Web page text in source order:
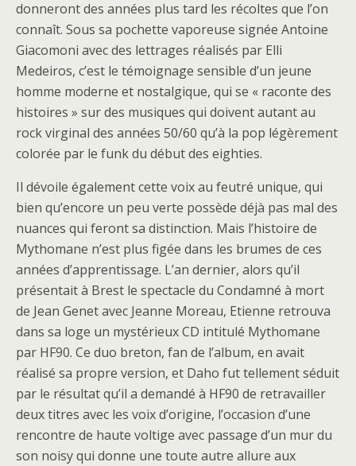
donneront des années plus tard les récoltes que l’on
connaît. Sous sa pochette vaporeuse signée Antoine
Giacomoni avec des lettrages réalisés par Elli
Medeiros, c’est le témoignage sensible d’un jeune
homme moderne et nostalgique, qui se « raconte des
histoires » sur des musiques qui doivent autant au
rock virginal des années 50/60 qu’à la pop légèrement
colorée par le funk du début des eighties.
Il dévoile également cette voix au feutré unique, qui
bien qu’encore un peu verte possède déjà pas mal des
nuances qui feront sa distinction. Mais l’histoire de
Mythomane n’est plus figée dans les brumes de ces
années d’apprentissage. L’an dernier, alors qu’il
présentait à Brest le spectacle du Condamné à mort
de Jean Genet avec Jeanne Moreau, Etienne retrouva
dans sa loge un mystérieux CD intitulé Mythomane
par HF90. Ce duo breton, fan de l’album, en avait
réalisé sa propre version, et Daho fut tellement séduit
par le résultat qu’il a demandé à HF90 de retravailler
deux titres avec les voix d’origine, l’occasion d’une
rencontre de haute voltige avec passage d’un mur du
son noisy qui donne une toute autre allure aux